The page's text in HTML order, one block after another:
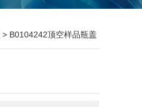
> B0104242顶空样品瓶盖